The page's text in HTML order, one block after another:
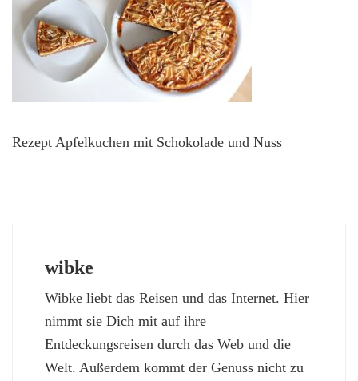
Rezept Apfelkuchen mit Schokolade und Nuss
wibke
Wibke liebt das Reisen und das Internet. Hier
nimmt sie Dich mit auf ihre
Entdeckungsreisen durch das Web und die
Welt. Außerdem kommt der Genuss nicht zu